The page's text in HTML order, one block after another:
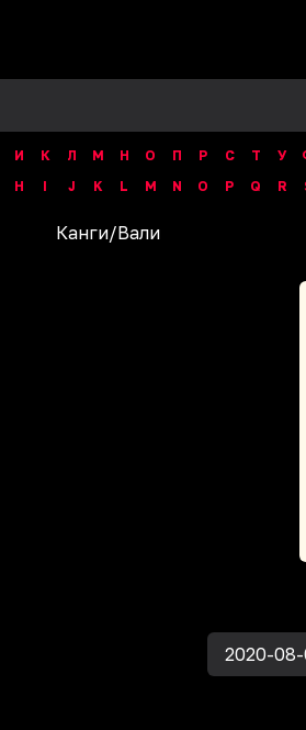
И К Л М Н О П Р С Т У
H I J K L M N O P Q R
Канги/Вали
2020-